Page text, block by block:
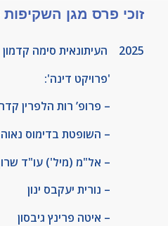
זוכי פרס מגן השקיפות
2025 העיתונאית סימה קדמון
'פרויקט דינה':
– פרופ’ רות הלפרין
– השופטת בדימוס נאוה
– אל"מ (מיל') עו"ד שרון
– נורית יעקבס ינון
– איטה פרינץ גיבסון